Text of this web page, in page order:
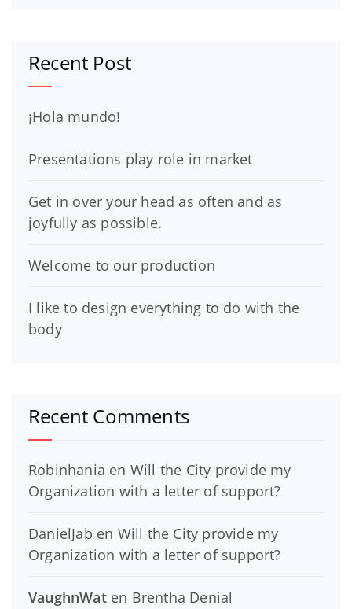
Recent Post
¡Hola mundo!
Presentations play role in market
Get in over your head as often and as
joyfully as possible.
Welcome to our production
I like to design everything to do with the
body
Recent Comments
Robinhania en Will the City provide my
Organization with a letter of support?
DanielJab en Will the City provide my
Organization with a letter of support?
VaughnWaten Brentha Denial